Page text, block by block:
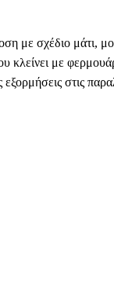
με σχέδιο μάτι,
με
στις